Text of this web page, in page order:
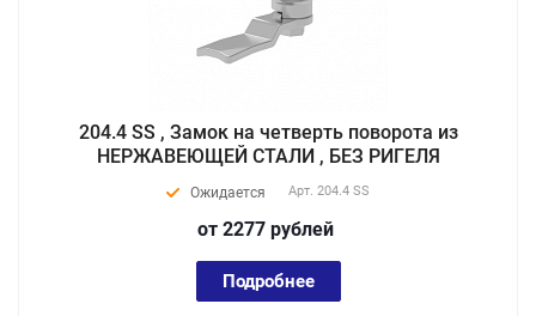
204.4 SS , Замок на четверть поворота из
НЕРЖАВЕЮЩЕЙ СТАЛИ , БЕЗ РИГЕЛЯ
Ожидается Арт. 204.4 SS
от 2277 рублей
Подробнее